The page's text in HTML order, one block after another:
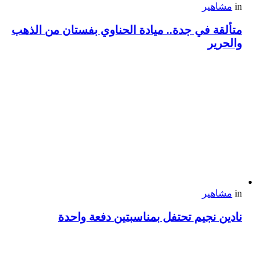
in مشاهير
متألقة في جدة.. ميادة الحناوي بفستان من الذهب
والحرير
in مشاهير
نادين نجيم تحتفل بمناسبتين دفعة واحدة